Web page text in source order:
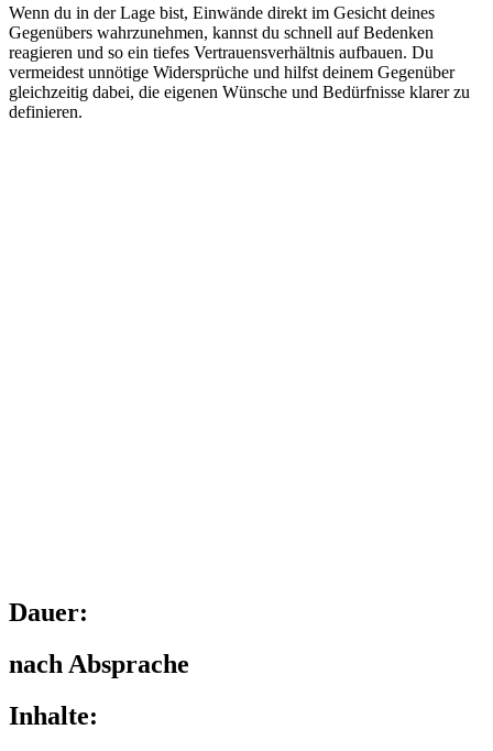
Wenn du in der Lage bist, Einwände direkt im Gesicht deines
Gegenübers wahrzunehmen, kannst du schnell auf Bedenken
reagieren und so ein tiefes Vertrauensverhältnis aufbauen. Du
vermeidest unnötige Widersprüche und hilfst deinem Gegenüber
gleichzeitig dabei, die eigenen Wünsche und Bedürfnisse klarer zu
definieren.
Dauer:
nach Absprache
Inhalte: